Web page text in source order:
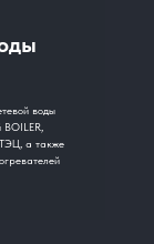
воды
ТЭЦ, а также